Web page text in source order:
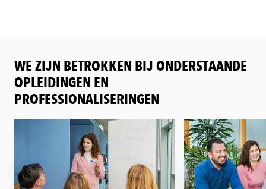
WE ZIJN BETROKKEN BIJ ONDERSTAANDE
OPLEIDINGEN EN
PROFESSIONALISERINGEN